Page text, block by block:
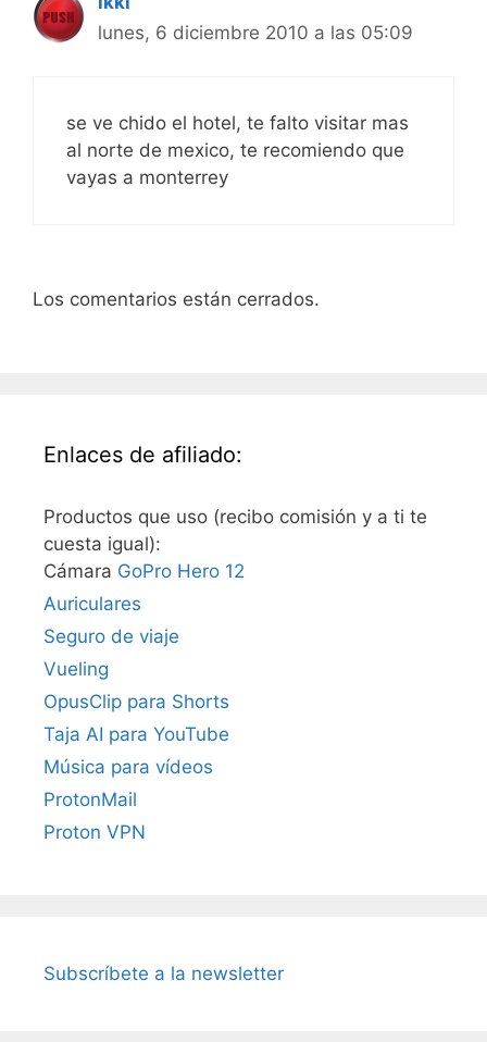
lunes, 6 diciembre 2010 a las 05:09
se ve chido el hotel, te falto visitar mas
al norte de mexico, te recomiendo que
vayas a monterrey
Los comentarios están cerrados.
Enlaces de afiliado:
Productos que uso (recibo comisión y a ti te
cuesta igual):
Cámara GoPro Hero 12
Auriculares
Seguro de viaje
Vueling
OpusClip para Shorts
Taja AI para YouTube
Música para vídeos
ProtonMail
Proton VPN
Subscríbete a la newsletter